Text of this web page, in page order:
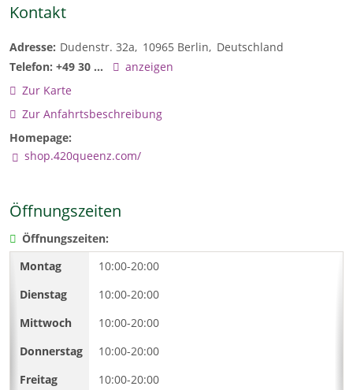
Kontakt
Adresse: Dudenstr. 32a 10965 Berlin
Deutschland
Telefon: +49 30 ...
anzeigen
Zur Karte
Zur Anfahrtsbeschreibung
Homepage:
shop.420queenz.com/
Öffnungszeiten
Öffnungszeiten:
10:00-20:00
10:00-20:00
10:00-20:00
10:00-20:00
10:00-20:00